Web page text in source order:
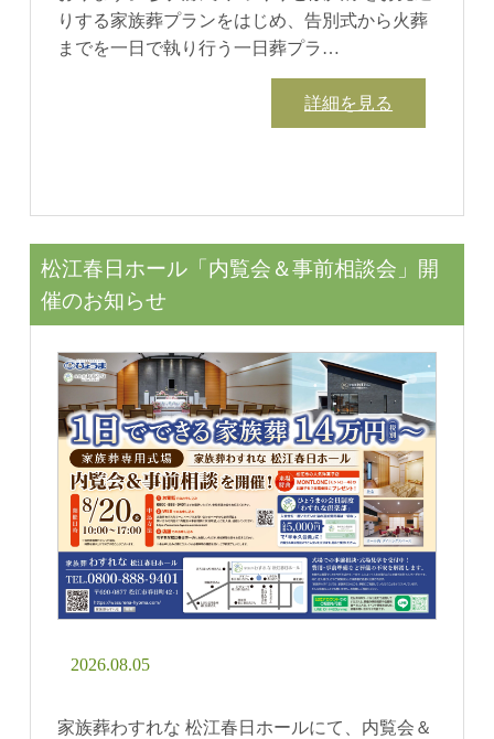
りする家族葬プランをはじめ、告別式から火葬
までを一日で執り行う一日葬プラ…
詳細を見る
松江春日ホール「内覧会＆事前相談会」開
催のお知らせ
2026.08.05
家族葬わすれな 松江春日ホールにて、内覧会＆